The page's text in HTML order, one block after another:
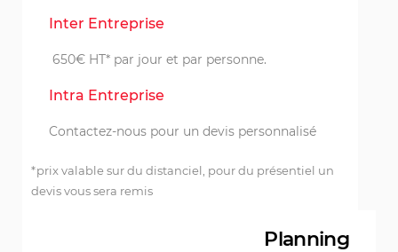
Inter Entreprise
650€ HT* par jour et par personne.
Intra Entreprise
Contactez-nous pour un devis personnalisé
*prix valable sur du distanciel, pour du présentiel un
devis vous sera remis
Planning